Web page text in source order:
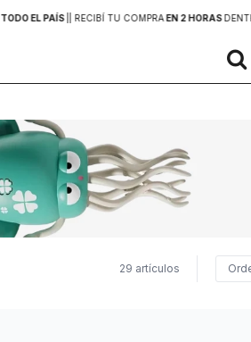
TODO EL PAÍS | RECIBÍ TU COMPRAEN 2 HORAS
29 artículos